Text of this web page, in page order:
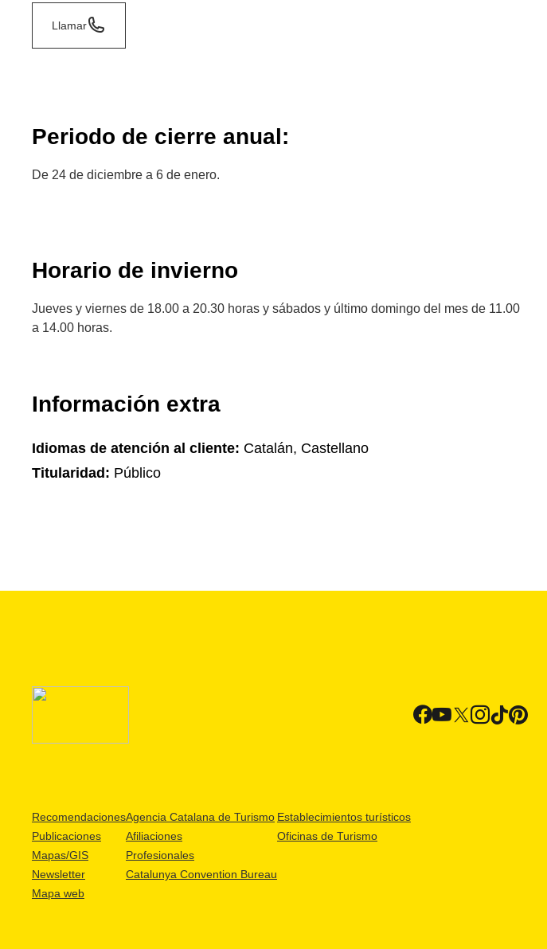
Llamar
Periodo de cierre anual:
De 24 de diciembre a 6 de enero.
Horario de invierno
Jueves y viernes de 18.00 a 20.30 horas y sábados y último domingo del mes de 11.00
a 14.00 horas.
Información extra
Idiomas de atención al cliente: Catalán, Castellano
Titularidad: Público
Recomendaciones
Publicaciones
Mapas/GIS
Newsletter
Mapa web
Agencia Catalana de Turismo
Afiliaciones
Profesionales
Catalunya Convention Bureau
Establecimientos turísticos
Oficinas de Turismo